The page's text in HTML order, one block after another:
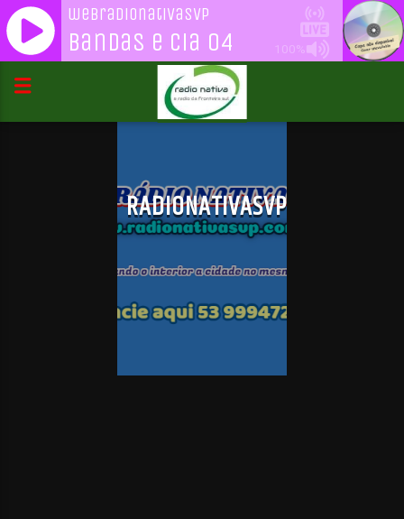
100%
webradionativasvp
Bandas e Cia 04